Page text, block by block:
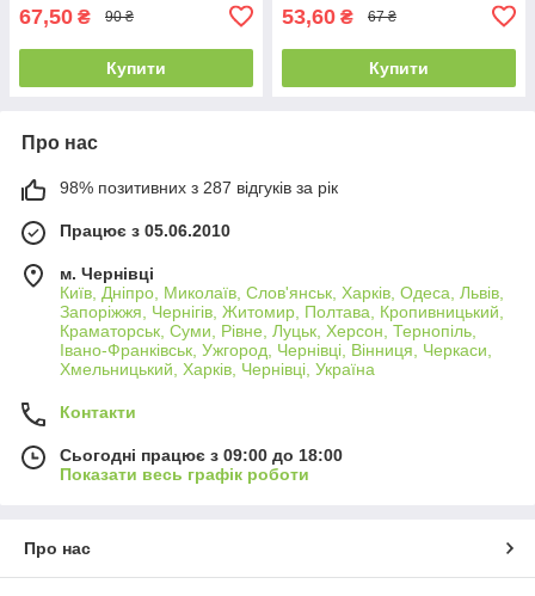
67,50 ₴ 90 ₴
Купити
53,60 ₴ 67 ₴
Купити
Про нас
98% позитивних з 287 відгуків за рік
Працює з 05.06.2010
м. Чернівці
Київ, Дніпро, Миколаїв, Слов'янськ, Харків, Одеса, Львів,
Запоріжжя, Чернігів, Житомир, Полтава, Кропивницький,
Краматорськ, Суми, Рівне, Луцьк, Херсон, Тернопіль,
Івано-Франківськ, Ужгород, Чернівці, Вінниця, Черкаси,
Хмельницький, Харків, Чернівці, Україна
Контакти
Сьогодні працює з 09:00 до 18:00
Показати весь графік роботи
Про нас